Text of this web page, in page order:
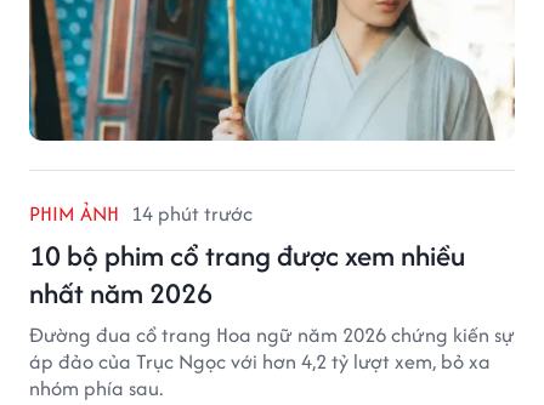
PHIM ẢNH 14 phút trước
10 bộ phim cổ trang được xem nhiều
nhất năm 2026
Đường đua cổ trang Hoa ngữ năm 2026 chứng kiến sự
áp đảo của Trục Ngọc với hơn 4,2 tỷ lượt xem, bỏ xa
nhóm phía sau.